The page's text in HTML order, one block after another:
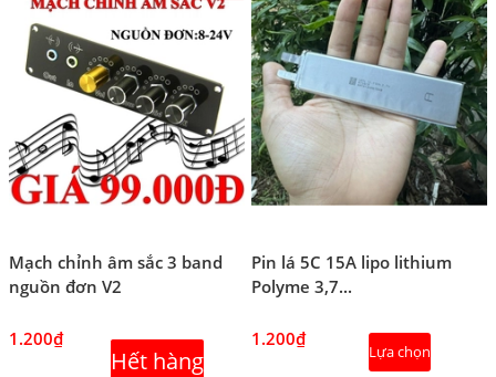
Mạch chỉnh âm sắc 3 band
nguồn đơn V2
1.200₫
Hết hàng
Pin lá 5C 15A lipo lithium
Polyme 3,7...
1.200₫
Lựa chọn